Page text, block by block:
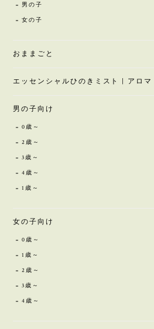
男の子
女の子
おままごと
エッセンシャルひのきミスト | アロマ
男の子向け
0歳～
2歳～
3歳～
4歳～
1歳～
女の子向け
0歳～
1歳～
2歳～
3歳～
4歳～